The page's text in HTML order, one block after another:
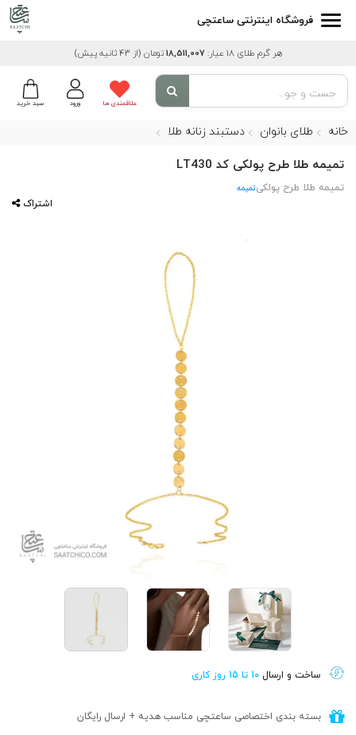
فروشگاه اینترنتی ساعتچی
هر گرم طلای 18 عیار: 18,511,007تومان (از 43 ثانیه پیش)
سبد خرید ورود علاقمندی ها
خانه طلای بانوان دستبند زنانه طلا
تمیمه طلا طرح پولکی کد LT430
تمیمه طلا طرح پولکیتمیمه
اشتراک
ساخت و ارسال 10 تا 15 روز کاری
بسته بندی اختصاصی ساعتچی مناسب هدیه + ارسال رایگان